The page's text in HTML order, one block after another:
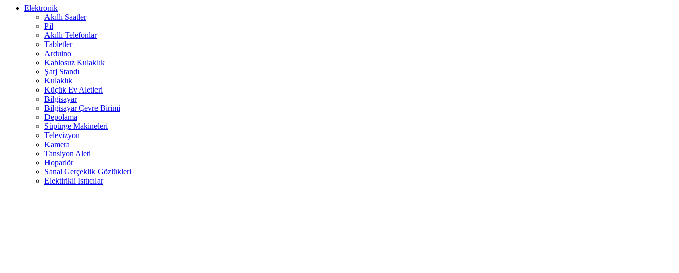
Elektronik
Akıllı Saatler
Pil
Akıllı Telefonlar
Tabletler
Arduino
Kablosuz Kulaklık
Şarj Standı
Kulaklık
Küçük Ev Aletleri
Bilgisayar
Bilgisayar Çevre Birimi
Depolama
Süpürge Makineleri
Televizyon
Kamera
Tansiyon Aleti
Hoparlör
Sanal Gerçeklik Gözlükleri
Elektirikli Isıtıcılar